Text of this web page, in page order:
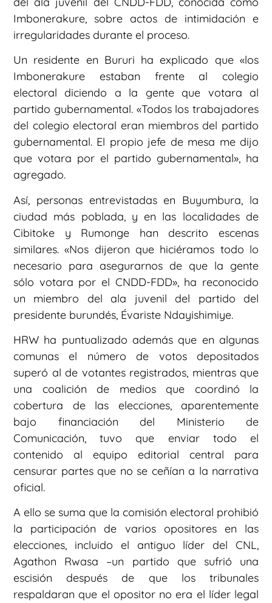
Imbonerakure, sobre actos de intimidación e
irregularidades durante el proceso.
Un residente en Bururi ha explicado que «los
Imbonerakure estaban frente al colegio
electoral diciendo a la gente que votara al
partido gubernamental. «Todos los trabajadores
del colegio electoral eran miembros del partido
gubernamental. El propio jefe de mesa me dijo
que votara por el partido gubernamental», ha
agregado.
Así, personas entrevistadas en Buyumbura, la
ciudad más poblada, y en las localidades de
Cibitoke y Rumonge han descrito escenas
similares. «Nos dijeron que hiciéramos todo lo
necesario para asegurarnos de que la gente
sólo votara por el CNDD-FDD», ha reconocido
un miembro del ala juvenil del partido del
presidente burundés, Évariste Ndayishimiye.
HRW ha puntualizado además que en algunas
comunas el número de votos depositados
superó al de votantes registrados, mientras que
una coalición de medios que coordinó la
cobertura de las elecciones, aparentemente
bajo financiación del Ministerio de
Comunicación, tuvo que enviar todo el
contenido al equipo editorial central para
censurar partes que no se ceñían a la narrativa
oficial.
A ello se suma que la comisión electoral prohibió
la participación de varios opositores en las
elecciones, incluido el antiguo líder del CNL,
Agathon Rwasa –un partido que sufrió una
escisión después de que los tribunales
respaldaran que el opositor no era el líder legal